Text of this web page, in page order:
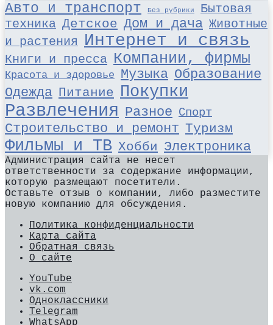
Авто и транспорт Без рубрики
Бытовая
техника Детское Дом и дача Животные
и растения
Интернет и связь
Книги и пресса Компании, фирмы
Красота и здоровье Музыка Образование
Одежда Питание Покупки
Развлечения Разное Спорт
Строительство и ремонт Туризм
Фильмы и ТВ Хобби Электроника
Администрация сайта не несет
ответственности за содержание информации,
которую размещают посетители.
Оставьте отзыв о компании, либо разместите
новую компанию для обсуждения.
Политика конфиденциальности
Карта сайта
Обратная связь
О сайте
YouTube
vk.com
Одноклассники
Telegram
WhatsApp